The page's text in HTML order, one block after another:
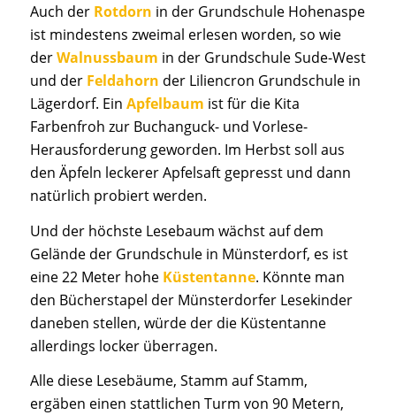
Auch der Rotdorn in der Grundschule Hohenaspe
ist mindestens zweimal erlesen worden, so wie
derWalnussbaum in der Grundschule Sude-West
und der Feldahorn der Liliencron Grundschule in
Lägerdorf. Ein Apfelbaum ist für die Kita
Farbenfroh zur Buchanguck- und Vorlese-
Herausforderung geworden. Im Herbst soll aus
den Äpfeln leckerer Apfelsaft gepresst und dann
natürlich probiert werden.
Und der höchste Lesebaum wächst auf dem
Gelände der Grundschule in Münsterdorf, es ist
eine 22 Meter hohe Küstentanne. Könnte man
den Bücherstapel der Münsterdorfer Lesekinder
daneben stellen, würde der die Küstentanne
allerdings locker überragen.
Alle diese Lesebäume, Stamm auf Stamm,
ergäben einen stattlichen Turm von 90 Metern,